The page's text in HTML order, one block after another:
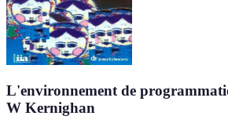
L'environnement de
W Kernighan